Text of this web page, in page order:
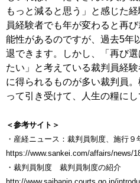
もっと減ると思う」と感じた
員経験者でも年が変わると再
能性があるのですが、過去5年
退できます。しかし、「再び
たい」と考えている裁判員経
に得られるものが多い裁判員
って引き受けて、人生の糧にし
＜参考サイト＞
・産経ニュース：裁判員制度、施行
https://www.sankei.com/affairs/news/
・裁判員制度 裁判員制度の紹介